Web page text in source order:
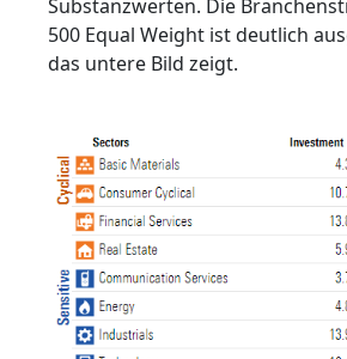
Substanzwerten. Die
500 Equal Weight ist deutlich
das untere Bild zeigt.